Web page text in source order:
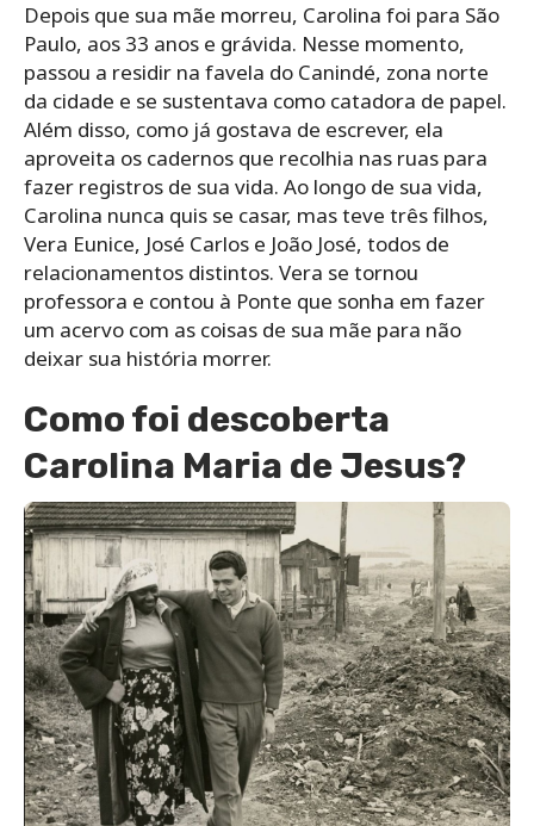
Depois que sua mãe morreu, Carolina foi para São
Paulo, aos 33 anos e grávida. Nesse momento,
passou a residir na favela do Canindé, zona norte
da cidade e se sustentava como catadora de papel.
Além disso, como já gostava de escrever, ela
aproveita os cadernos que recolhia nas ruas para
fazer registros de sua vida. Ao longo de sua vida,
Carolina nunca quis se casar, mas teve três filhos,
Vera Eunice, José Carlos e João José, todos de
relacionamentos distintos. Vera se tornou
professora e contou à Ponte que sonha em fazer
um acervo com as coisas de sua mãe para não
deixar sua história morrer.
Como foi descoberta
Carolina Maria de Jesus?